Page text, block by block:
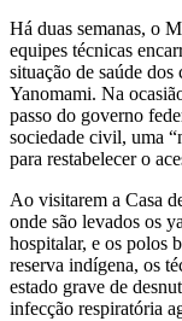
Há duas semanas, o
equipes técnicas
situação de saúde
Yanomami. Na
passo do governo
sociedade civil, uma
para restabelecer o
Ao visitarem a Casa
onde são levados os
hospitalar, e os polos
reserva indígena, os
estado grave de
infecção respiratória